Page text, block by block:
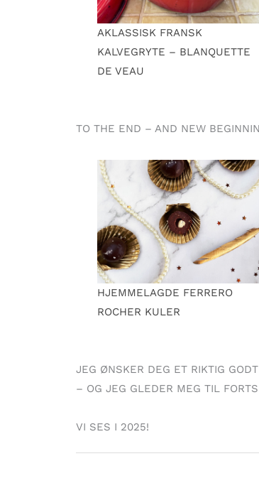
AKLASSISK FRANSK
KALVEGRYTE – BLANQUETTE
DE VEAU
TO THE END – AND NEW
HJEMMELAGDE FERRERO
ROCHER KULER
JEG ØNSKER DEG ET RIKTIG
– OG JEG GLEDER MEG TIL
VI SES I 2025!